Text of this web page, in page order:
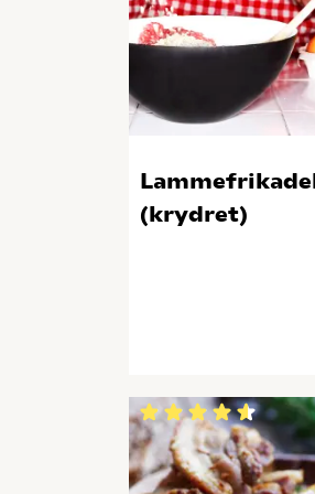
(krydret)